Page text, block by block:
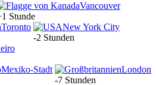
Vancouver
Stunde
Toronto
New York City
-2 Stunden
Mexiko-Stadt
London
-7 Stunden